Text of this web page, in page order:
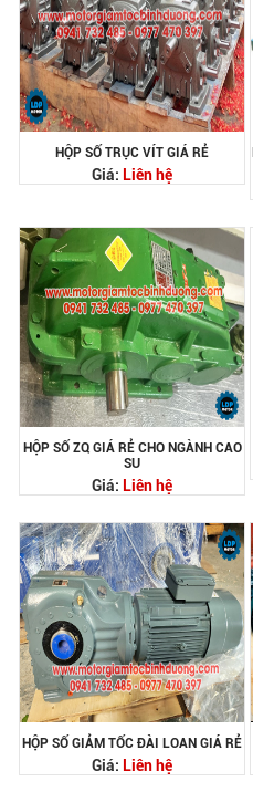
HỘP SỐ TRỤC VÍT GIÁ RẺ
Giá: Liên hệ
HỘP SỐ ZQ GIÁ RẺ CHO NGÀNH CAO
SU
Giá: Liên hệ
HỘP SỐ GIẢM TỐC ĐÀI LOAN GIÁ RẺ
Giá: Liên hệ